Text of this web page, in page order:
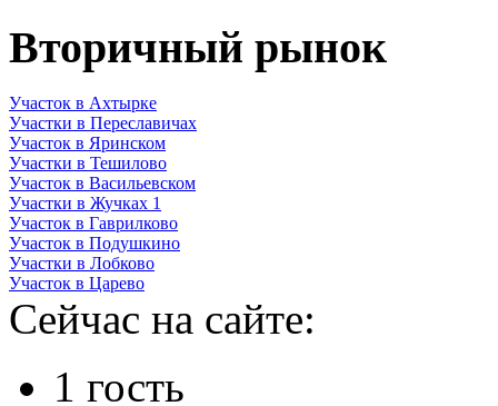
Вторичный рынок
Участок в Ахтырке
Участки в Переславичах
Участок в Яринском
Участки в Тешилово
Участок в Васильевском
Участки в Жучках 1
Участок в Гаврилково
Участок в Подушкино
Участки в Лобково
Участок в Царево
Сейчас на сайте:
1 гость